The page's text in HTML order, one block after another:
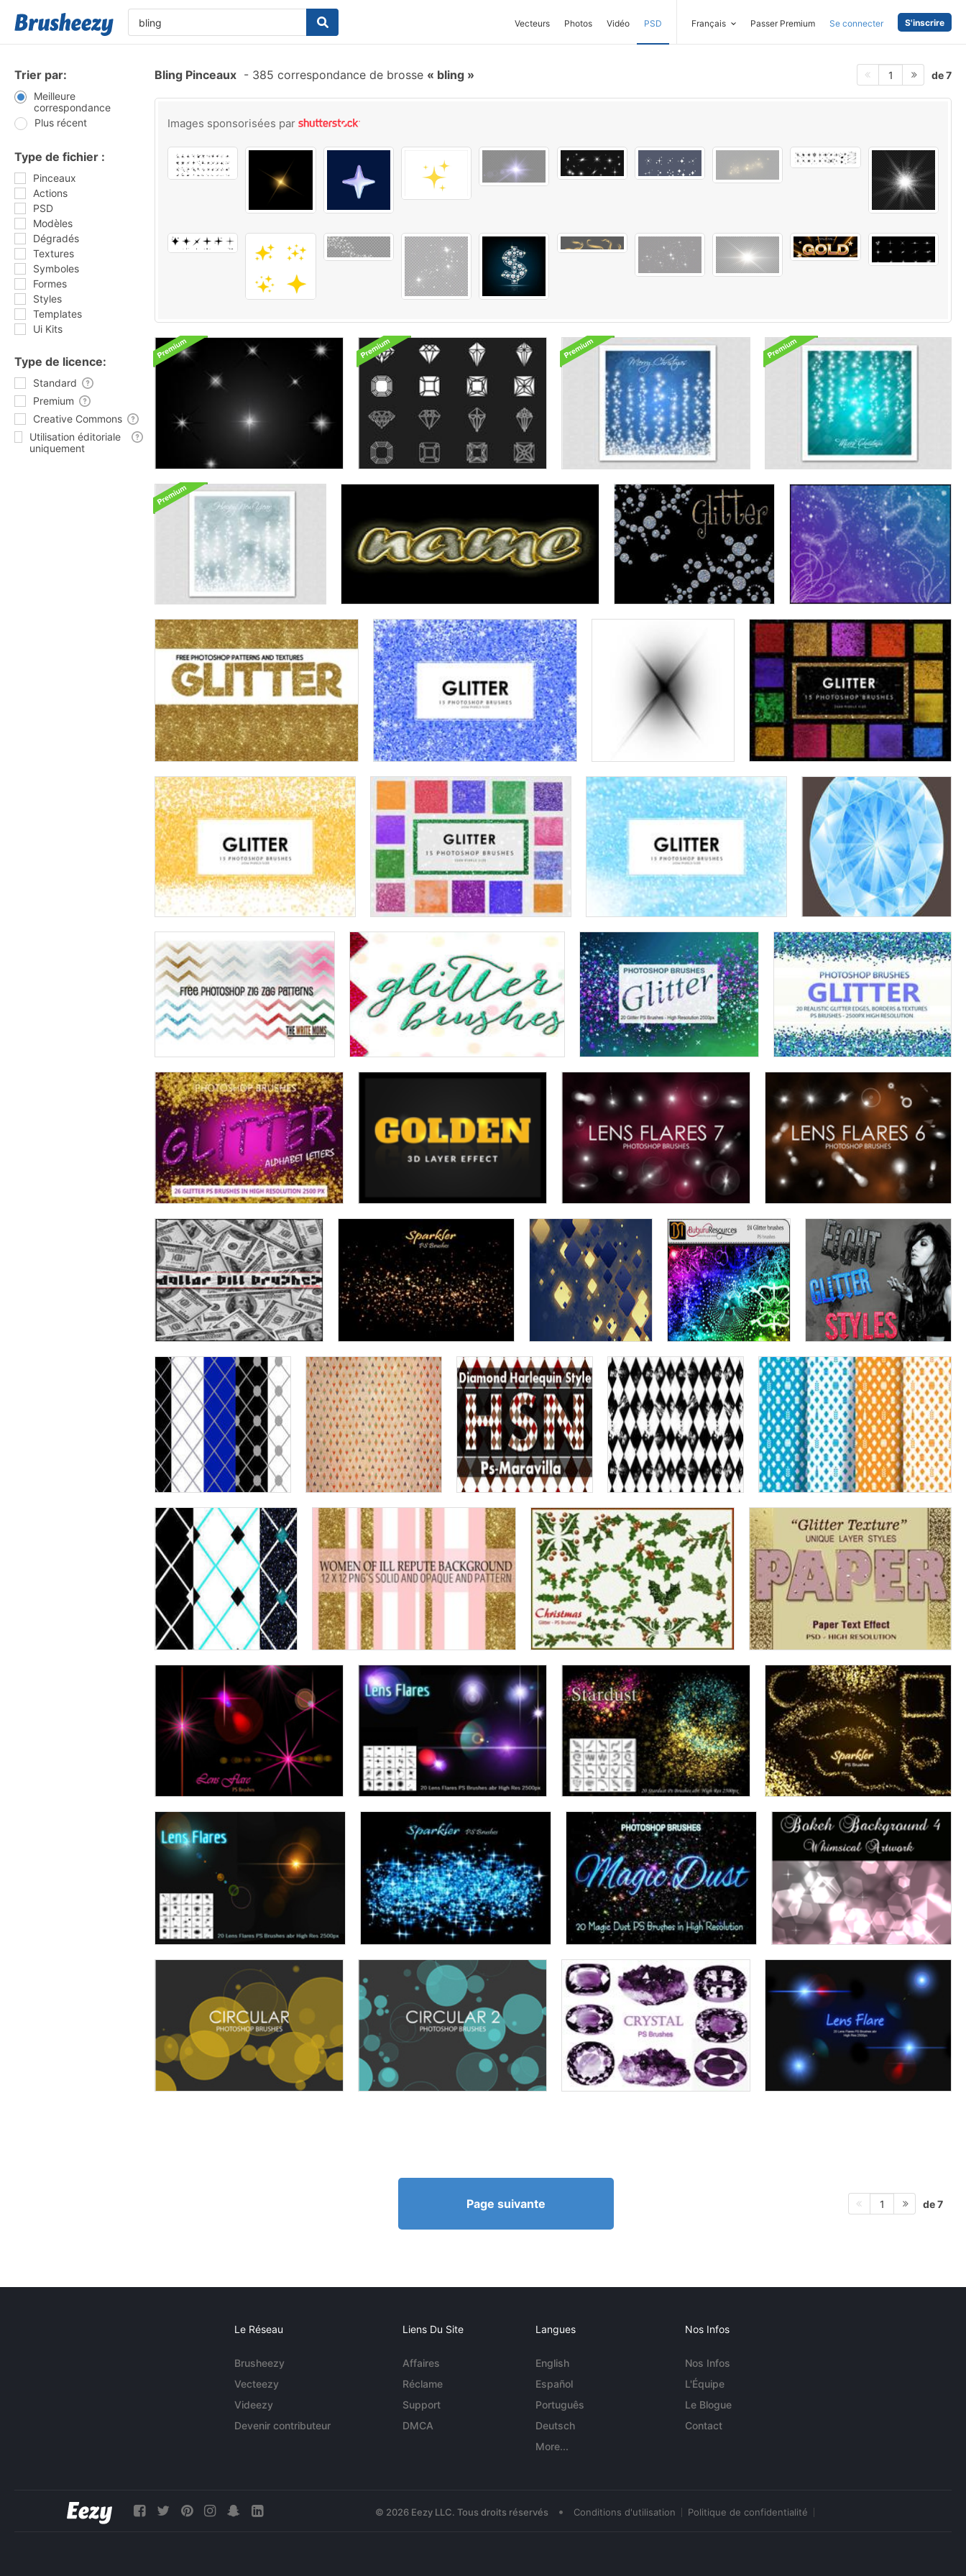
Vecteurs Photos Vidéo PSD Français Passer Premium Se connecter S'inscrire
Trier par:
Meilleure
correspondance
Plus récent
Type de fichier :
Pinceaux
Actions
PSD
Modèles
Dégradés
Textures
Symboles
Formes
Styles
Templates
Ui Kits
Type de licence:
Standard
Premium
Creative Commons
Utilisation éditoriale
uniquement
Bling Pinceaux - 385 correspondance de brosse bling 1 de 7
Images sponsorisées par
Page suivante 1 de 7
Le Réseau
Brusheezy
Vecteezy
Videezy
Devenir contributeur
Liens Du Site
Affaires
Réclame
Support
DMCA
Langues
English
Español
Português
Deutsch
More...
Nos Infos
Nos Infos
L'Équipe
Le Blogue
Contact
© 2026 Eezy LLC. Tous droits réservés • Conditions d'utilisation Politique de confidentialité